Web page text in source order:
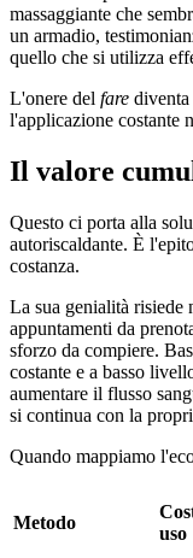
massaggiante che
un armadio,
quello che si utilizza
L'onere del fare
l'applicazione costante
Il valore
Questo ci porta alla
autoriscaldante. È
costanza.
La sua genialità risiede
appuntamenti da
sforzo da compiere.
costante e a basso
aumentare il flusso
si continua con la
Quando mappiamo
Metodo
uso